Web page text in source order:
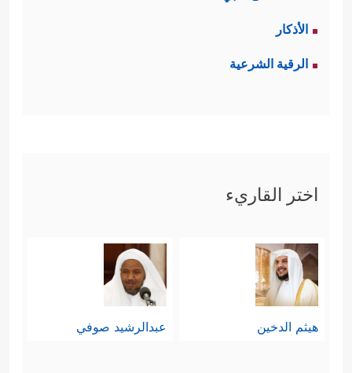
الأذكار
الرقية الشرعية
اختر القاريء
هيثم الدخين عبدالرشيد صوفي